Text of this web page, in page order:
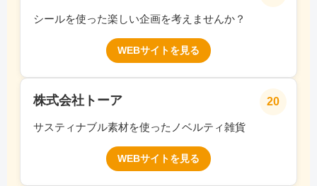
シールを使った楽しい企画を考えませんか？
WEBサイトを見る
20
株式会社トーア
サスティナブル素材を使ったノベルティ雑貨
WEBサイトを見る